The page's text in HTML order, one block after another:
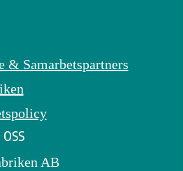
& Samarbetspartners
AB